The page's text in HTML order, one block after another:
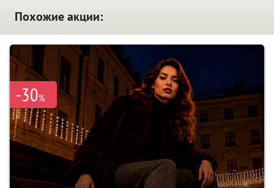
Похожие акции:
-30%